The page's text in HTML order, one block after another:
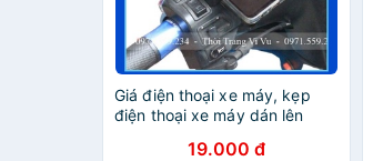
Giá điện thoại xe máy, kẹp
điện thoại xe máy dán lên
19.000 đ